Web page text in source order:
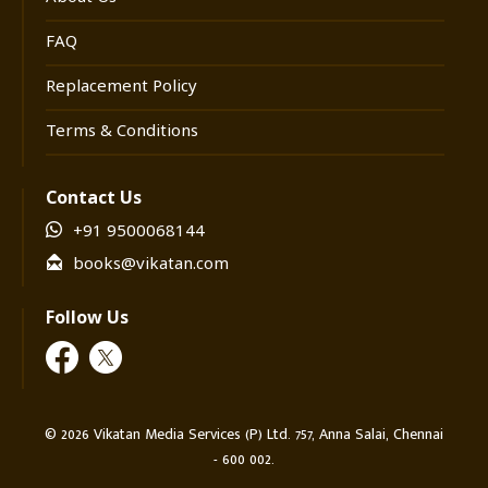
காமாலை நோயை விரட்ட, தொண்டை வலி,
தூக்கமின்மை, நகச்சுற்றி, நினைவாற்றல்
புண், மாதவிடாய் கோளாறு, மாரடைப்பு... பல
நோய்களுக்கு மரபு வழி மருத்துவத்தை இந்த
நாட்டு மருந்துக் கடையில் கிடைக்கும்
மருந்துகளைப் பயன்படுத்தினாலே தீராத
நோய்களும் தீரும் என்கிறது இந்த நூல். இது நம்
என்பதைப் படித்தால் உணர்வீர்கள்.
FAQ
Replacement Policy
Terms & Conditions
Contact Us
+91 9500068144
books@vikatan.com
Follow Us
© 2026 Vikatan Media Services (P) Ltd. 757, Anna Salai, Chennai
- 600 002.